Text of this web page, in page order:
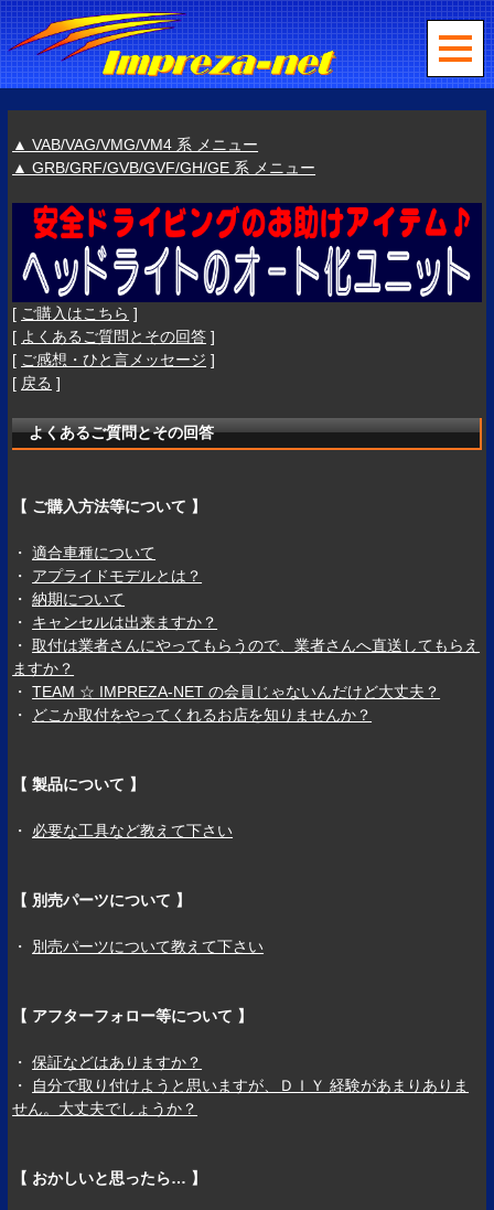
▲ VAB/VAG/VMG/VM4 系 メニュー
▲ GRB/GRF/GVB/GVF/GH/GE 系 メニュー
[ ご購入はこちら ]
[ よくあるご質問とその回答 ]
[ ご感想・ひと言メッセージ ]
[ 戻る ]
よくあるご質問とその回答
【 ご購入方法等について 】
・適合車種について
・ アプライドモデルとは？
・納期について
・ キャンセルは出来ますか？
・取付は業者さんにやってもらうので、業者さんへ直送してもらえ
ますか？
・TEAM ☆ IMPREZA-NET の会員じゃないんだけど大丈夫？
・
どこか取付をやってくれるお店を知りませんか？
【 製品について 】
・ 必要な工具など教えて下さい
【 別売パーツについて 】
・ 別売パーツについて教えて下さい
【 アフターフォロー等について 】
・保証などはありますか？
・
自分で取り付けようと思いますが、ＤＩＹ 経験があまりありま
せん。大丈夫でしょうか？
【 おかしいと思ったら… 】